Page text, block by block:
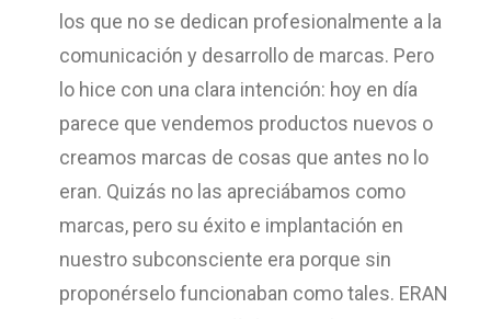
los que no se dedican profesionalmente a la
comunicación y desarrollo de marcas. Pero
lo hice con una clara intención: hoy en día
parece que vendemos productos nuevos o
creamos marcas de cosas que antes no lo
eran. Quizás no las apreciábamos como
marcas, pero su éxito e implantación en
nuestro subconsciente era porque sin
proponérselo funcionaban como tales. ERAN